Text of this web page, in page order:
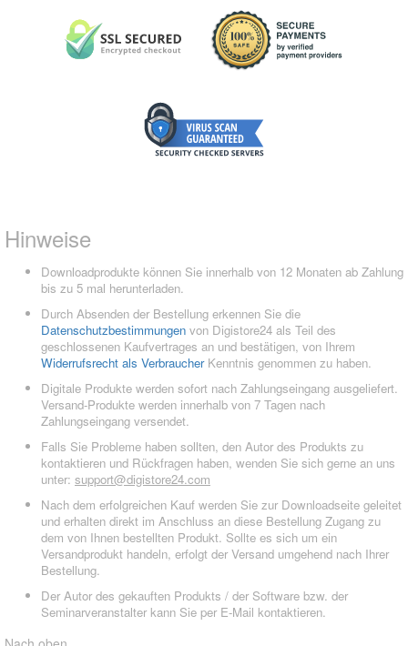
Hinweise
Downloadprodukte können Sie innerhalb von 12 Monaten ab Zahlung
bis zu 5 mal herunterladen.
Durch Absenden der Bestellung erkennen Sie die
Datenschutzbestimmungen von Digistore24 als Teil des
geschlossenen Kaufvertrages an und bestätigen, von Ihrem
Widerrufsrecht als VerbraucherKenntnis genommen zu haben.
Digitale Produkte werden sofort nach Zahlungseingang ausgeliefert.
Versand-Produkte werden innerhalb von 7 Tagen nach
Zahlungseingang versendet.
Falls Sie Probleme haben sollten, den Autor des Produkts zu
kontaktieren und Rückfragen haben, wenden Sie sich gerne an uns
unter: support@digistore24.com
Nach dem erfolgreichen Kauf werden Sie zur Downloadseite geleitet
und erhalten direkt im Anschluss an diese Bestellung Zugang zu
dem von Ihnen bestellten Produkt. Sollte es sich um ein
Versandprodukt handeln, erfolgt der Versand umgehend nach Ihrer
Bestellung.
Der Autor des gekauften Produkts / der Software bzw. der
Seminarveranstalter kann Sie per E-Mail kontaktieren.